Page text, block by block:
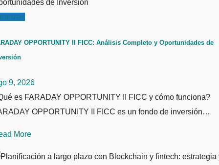
OPPORTUNITY II FICC: Análisis Completo y Oportunidades de
9, 2026
es FARADAY OPPORTUNITY II FICC y cómo funciona?
OPPORTUNITY II FICC es un fondo de inversión…
More